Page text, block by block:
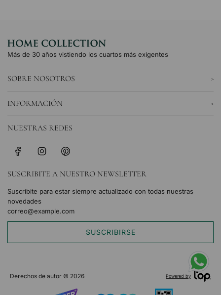
Más de 30 años vistiendo los cuartos más exigentes
SOBRE NOSOTROS
INFORMACIÓN
SUSCRIBITE A NUESTRO NEWSLETTER
Suscribite para estar siempre actualizado con todas nuestras
novedades
SUSCRIBIRSE
NUESTRAS REDES
Derechos de autor © 2026 Powered by